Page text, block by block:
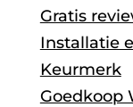
Gratis
Installatie
Keurmerk
Goedkoop